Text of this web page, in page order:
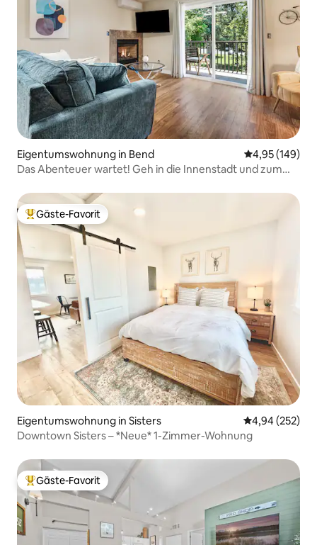
Eigentumswohnung in Bend
4,95 (149)
Das Abenteuer wartet! Geh in die Innenstadt und zum
Beliebter Gäste-Favorit.
Gäste-Favorit
Eigentumswohnung in Sisters
4,94 (252)
Downtown Sisters – *Neue* 1-Zimmer-Wohnung
Beliebter Gäste-Favorit.
Gäste-Favorit